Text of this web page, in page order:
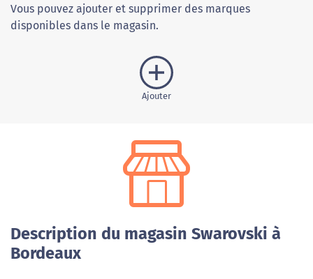
Vous pouvez ajouter et supprimer des marques
disponibles dans le magasin.
Ajouter
Description du magasin Swarovski à
Bordeaux